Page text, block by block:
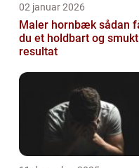
02 januar 2026
Maler hornbæk sådan får
du et holdbart og smukt
resultat